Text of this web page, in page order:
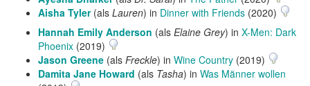
Aisha Tyler(als Lauren) in Dinner with Friends (2020)
Hannah Emily Anderson (als Elaine Grey) in X-Men: Dark
Phoenix (2019)
Jason Greene (als Freckle) in Wine Country (2019)
Damita Jane Howard (als Tasha) in Was Männer wollen